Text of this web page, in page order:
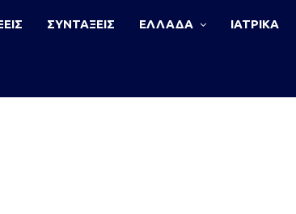
ΣΥΝΤΑΞΕΙΣ ΕΛΛΑΔΑ ΙΑΤΡΙΚΑ